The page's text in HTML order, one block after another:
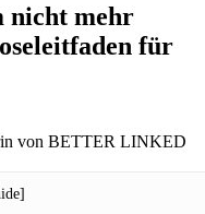
nicht mehr
für
von BETTER LINKED
]